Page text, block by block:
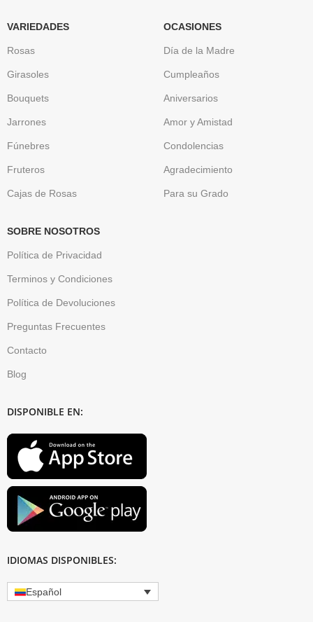
VARIEDADES
Rosas
Girasoles
Bouquets
Jarrones
Fúnebres
Fruteros
Cajas de Rosas
OCASIONES
Día de la Madre
Cumpleaños
Aniversarios
Amor y Amistad
Condolencias
Agradecimiento
Para su Grado
SOBRE NOSOTROS
Política de Privacidad
Terminos y Condiciones
Política de Devoluciones
Preguntas Frecuentes
Contacto
Blog
DISPONIBLE EN:
IDIOMAS DISPONIBLES:
Español